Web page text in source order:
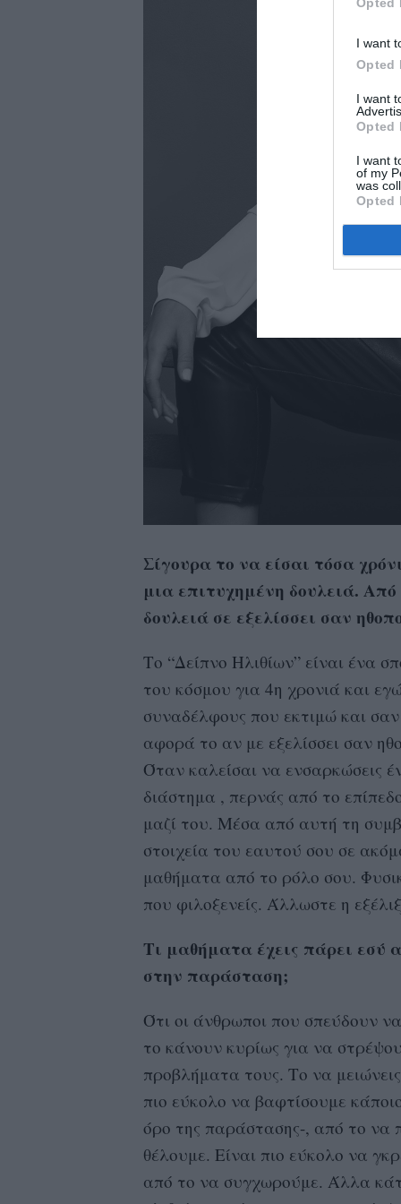
I want
Opted
I want
Opted
I want
of my
was
Opted
Σίγουρα το να είσαι τόσα
μια επιτυχημένη δουλειά.
δουλειά σε εξελίσσει σαν
Το “Δείπνο Ηλιθίων” είναι ένα
του κόσμου για 4η χρονιά και
συναδέλφους που εκτιμώ και
αφορά το αν με εξελίσσει σαν
Όταν καλείσαι να ενσαρκώσεις
διάστημα , περνάς από το
μαζί του. Μέσα από αυτή τη
στοιχεία του εαυτού σου σε
μαθήματα από το ρόλο σου.
που φιλοξενείς. Άλλωστε η
Τι μαθήματα έχεις πάρει εσύ
στην παράσταση;
Ότι οι άνθρωποι που σπεύδουν
το κάνουν κυρίως για να
προβλήματα τους. Το να
πιο εύκολο να βαφτίσουμε
όρο της παράστασης-, από το να
θέλουμε. Είναι πιο εύκολο να
από το να συγχωρούμε. Άλλα